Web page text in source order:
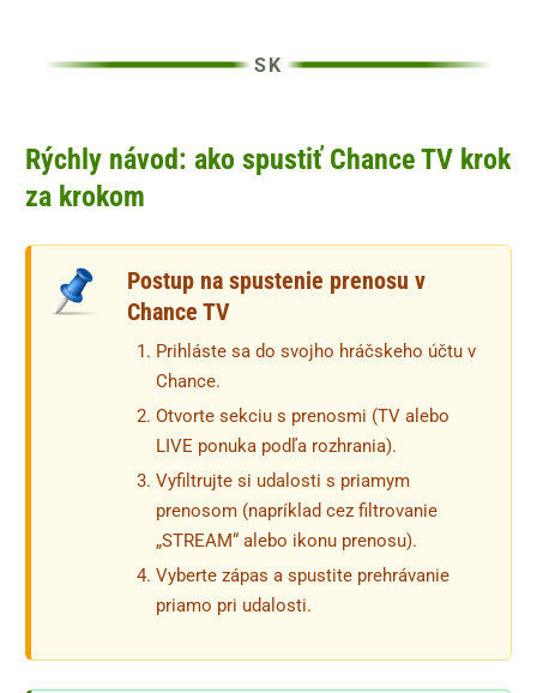
Rýchly návod: ako spustiť Chance TV krok
za krokom
Postup na spustenie prenosu v
Chance TV
Prihláste sa do svojho hráčskeho účtu v
Chance.
Otvorte sekciu s prenosmi (TV alebo
LIVE ponuka podľa rozhrania).
Vyfiltrujte si udalosti s priamym
prenosom (napríklad cez filtrovanie
„STREAM“ alebo ikonu prenosu).
Vyberte zápas a spustite prehrávanie
priamo pri udalosti.